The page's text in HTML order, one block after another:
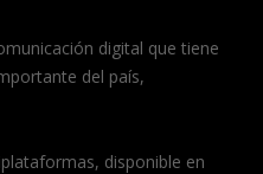
digital que tiene
del país,
disponible en